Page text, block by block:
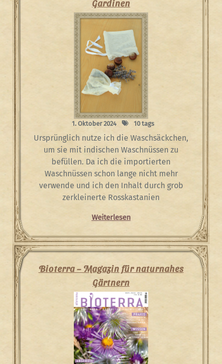
Gardinen
1. Oktober 2024 10 tags
Ursprünglich nutze ich die Waschsäckchen,
um sie mit indischen Waschnüssen zu
befüllen. Da ich die importierten
Waschnüssen schon lange nicht mehr
verwende und ich den Inhalt durch grob
zerkleinerte Rosskastanien
Weiterlesen
Bioterra – Magazin für naturnahes
Gärtnern